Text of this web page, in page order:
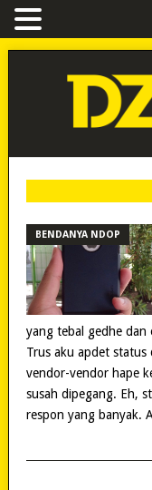
BENDANYA NDOP
yang tebal gedhe dan
Trus aku apdet status
vendor-vendor hape
susah dipegang. Eh,
respon yang banyak.